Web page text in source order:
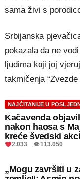
sama živi s
Srbijanska
pokazala da ne
ljudima koji joj
takmičenja “Zvezde
NAJČITANIJE U
Kačavenda
nakon haosa s
kreće švedski
2.033 👁 113.050
„Mogu završiti u